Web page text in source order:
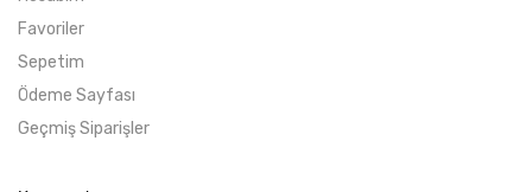
Favoriler
Sepetim
Ödeme Sayfası
Geçmiş Siparişler